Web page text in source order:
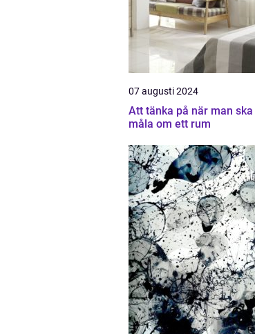
07 augusti 2024
Att tänka på när man ska
måla om ett rum